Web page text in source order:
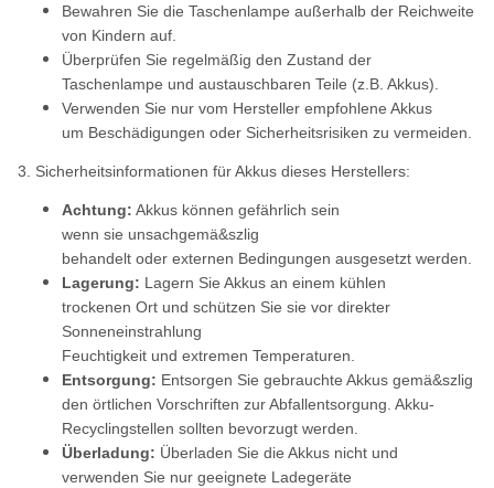
Bewahren Sie die Taschenlampe außerhalb der Reichweite
von Kindern auf.
Überprüfen Sie regelmäßig den Zustand der
Taschenlampe und austauschbaren Teile (z.B. Akkus).
Verwenden Sie nur vom Hersteller empfohlene Akkus
um Beschädigungen oder Sicherheitsrisiken zu vermeiden.
3. Sicherheitsinformationen für Akkus dieses Herstellers:
Achtung: Akkus können gefährlich sein
wenn sie unsachgemä&szlig
behandelt oder externen Bedingungen ausgesetzt werden.
Lagerung: Lagern Sie Akkus an einem kühlen
trockenen Ort und schützen Sie sie vor direkter
Sonneneinstrahlung
Feuchtigkeit und extremen Temperaturen.
Entsorgung: Entsorgen Sie gebrauchte Akkus gemä&szlig
den örtlichen Vorschriften zur Abfallentsorgung. Akku-
Recyclingstellen sollten bevorzugt werden.
Überladung: Überladen Sie die Akkus nicht und
verwenden Sie nur geeignete Ladegeräte